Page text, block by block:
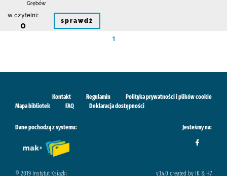
Grębów
w czytelni:
0 sprawdź
1
Kontakt Regulamin
Polityka prywatności i plików cookie
Mapa bibliotek
FAQ Deklaracja dostępności
Dane pochodzą z systemu: Jesteśmy na:
© 2019 Instytut Książki v.1.4.0 created by IK & H7